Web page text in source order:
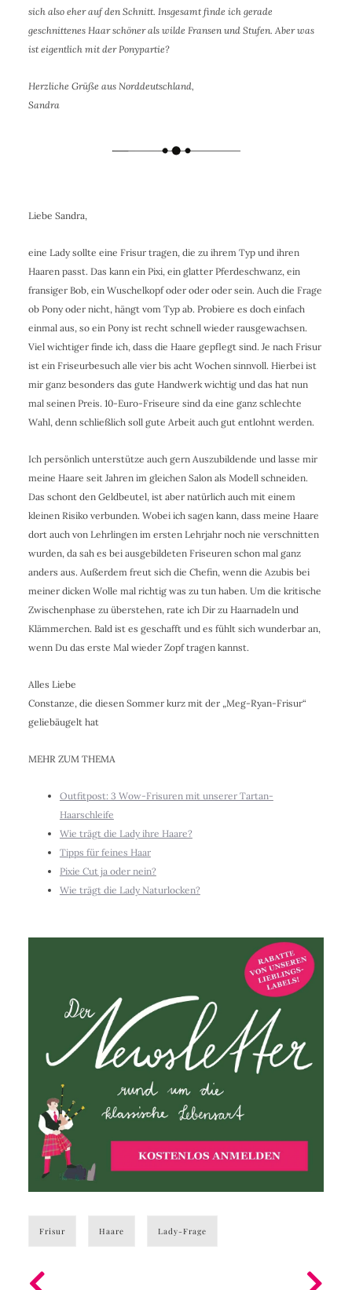
sich also eher auf den Schnitt. Insgesamt finde ich gerade
geschnittenes Haar schöner als wilde Fransen und Stufen. Aber was
ist eigentlich mit der Ponypartie?
Herzliche Grüße aus Norddeutschland,
Sandra
Liebe Sandra,
eine Lady sollte eine Frisur tragen, die zu ihrem Typ und ihren
Haaren passt. Das kann ein Pixi, ein glatter Pferdeschwanz, ein
fransiger Bob, ein Wuschelkopf oder oder oder sein. Auch die Frage
ob Pony oder nicht, hängt vom Typ ab. Probiere es doch einfach
einmal aus, so ein Pony ist recht schnell wieder rausgewachsen.
Viel wichtiger finde ich, dass die Haare gepflegt sind. Je nach Frisur
ist ein Friseurbesuch alle vier bis acht Wochen sinnvoll. Hierbei ist
mir ganz besonders das gute Handwerk wichtig und das hat nun
mal seinen Preis. 10-Euro-Friseure sind da eine ganz schlechte
Wahl, denn schließlich soll gute Arbeit auch gut entlohnt werden.
Ich persönlich unterstütze auch gern Auszubildende und lasse mir
meine Haare seit Jahren im gleichen Salon als Modell schneiden.
Das schont den Geldbeutel, ist aber natürlich auch mit einem
kleinen Risiko verbunden. Wobei ich sagen kann, dass meine Haare
dort auch von Lehrlingen im ersten Lehrjahr noch nie verschnitten
wurden, da sah es bei ausgebildeten Friseuren schon mal ganz
anders aus. Außerdem freut sich die Chefin, wenn die Azubis bei
meiner dicken Wolle mal richtig was zu tun haben. Um die kritische
Zwischenphase zu überstehen, rate ich Dir zu Haarnadeln und
Klämmerchen. Bald ist es geschafft und es fühlt sich wunderbar an,
wenn Du das erste Mal wieder Zopf tragen kannst.
Alles Liebe
Constanze, die diesen Sommer kurz mit der „Meg-Ryan-Frisur“
geliebäugelt hat
MEHR ZUM THEMA
Outfitpost: 3 Wow-Frisuren mit unserer Tartan-
Haarschleife
Wie trägt die Lady ihre Haare?
Tipps für feines Haar
Pixie Cut ja oder nein?
Wie trägt die Lady Naturlocken?
Frisur Haare Lady-Frage